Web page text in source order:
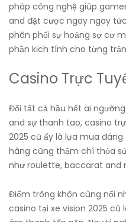
pháp công nghệ giúp
and đặt cược ngay ngay
phân phối sự hoảng sợ cơ
phần kịch tính cho từng
Casino Trực
Đối tất cả hầu hết ai
and sự thanh tao, casino
2025 cũ ấy là lựa mua
hàng cũng thậm chí thỏa
như roulette, baccarat and
Điểm trông khôn cùng nổi
casino tại xe vision 2025